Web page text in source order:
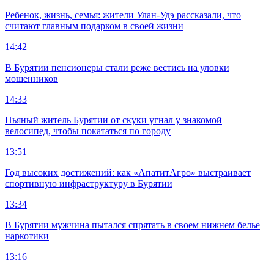
Ребенок, жизнь, семья: жители Улан-Удэ рассказали, что
считают главным подарком в своей жизни
14:42
В Бурятии пенсионеры стали реже вестись на уловки
мошенников
14:33
Пьяный житель Бурятии от скуки угнал у знакомой
велосипед, чтобы покататься по городу
13:51
Год высоких достижений: как «АпатитАгро» выстраивает
спортивную инфраструктуру в Бурятии
13:34
В Бурятии мужчина пытался спрятать в своем нижнем белье
наркотики
13:16